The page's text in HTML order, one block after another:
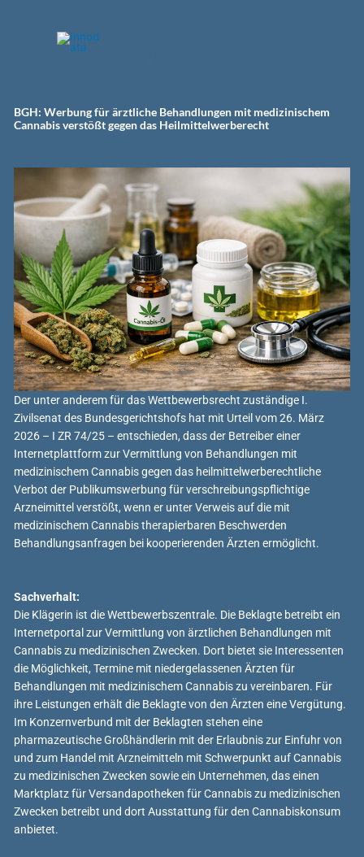
BGH: Werbung für ärztliche Behandlungen mit medizinischem
Cannabis verstößt gegen das Heilmittelwerberecht
Der unter anderem für das Wettbewerbsrecht zuständige I.
Zivilsenat des Bundesgerichtshofs hat mit Urteil vom 26. März
2026 – I ZR 74/25 – entschieden, dass der Betreiber einer
Internetplattform zur Vermittlung von Behandlungen mit
medizinischem Cannabis gegen das heilmittelwerberechtliche
Verbot der Publikumswerbung für verschreibungspflichtige
Arzneimittel verstößt, wenn er unter Verweis auf die mit
medizinischem Cannabis therapierbaren Beschwerden
Behandlungsanfragen bei kooperierenden Ärzten ermöglicht.
Sachverhalt:
Die Klägerin ist die Wettbewerbszentrale. Die Beklagte betreibt ein
Internetportal zur Vermittlung von ärztlichen Behandlungen mit
Cannabis zu medizinischen Zwecken. Dort bietet sie Interessenten
die Möglichkeit, Termine mit niedergelassenen Ärzten für
Behandlungen mit medizinischem Cannabis zu vereinbaren. Für
ihre Leistungen erhält die Beklagte von den Ärzten eine Vergütung.
Im Konzernverbund mit der Beklagten stehen eine
pharmazeutische Großhändlerin mit der Erlaubnis zur Einfuhr von
und zum Handel mit Arzneimitteln mit Schwerpunkt auf Cannabis
zu medizinischen Zwecken sowie ein Unternehmen, das einen
Marktplatz für Versandapotheken für Cannabis zu medizinischen
Zwecken betreibt und dort Ausstattung für den Cannabiskonsum
anbietet.